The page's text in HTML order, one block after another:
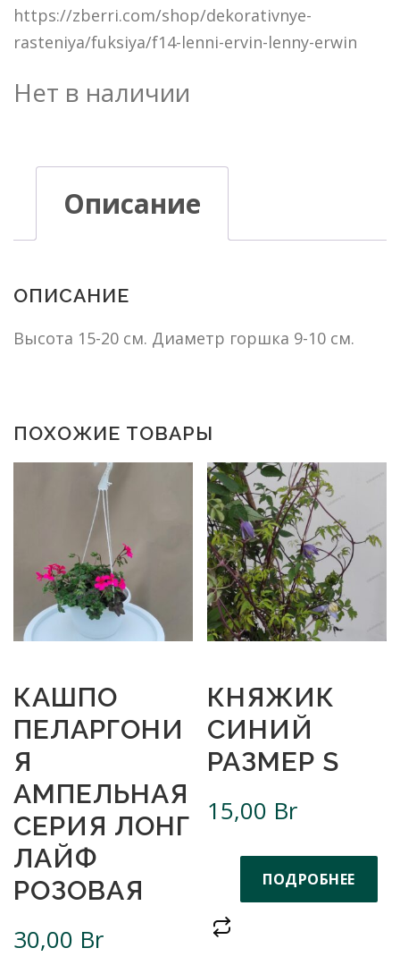
https://zberri.com/shop/dekorativnye-
rasteniya/fuksiya/f14-lenni-ervin-lenny-erwin
Нет в наличии
Описание
ОПИСАНИЕ
Высота 15-20 см. Диаметр горшка 9-10 см.
ПОХОЖИЕ ТОВАРЫ
КАШПО
ПЕЛАРГОНИ
Я
АМПЕЛЬНАЯ
СЕРИЯ ЛОНГ
ЛАЙФ
РОЗОВАЯ
30,00 Br
КНЯЖИК
СИНИЙ
РАЗМЕР S
15,00 Br
ПОДРОБНЕЕ